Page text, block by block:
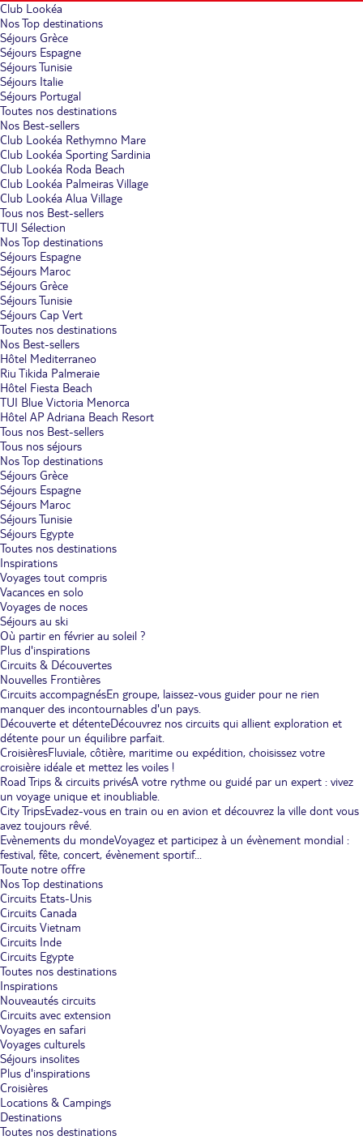
Club Lookéa
Nos Top destinations
Séjours Grèce
Séjours Espagne
Séjours Tunisie
Séjours Italie
Séjours Portugal
Toutes nos destinations
Nos Best-sellers
Club Lookéa Rethymno Mare
Club Lookéa Sporting Sardinia
Club Lookéa Roda Beach
Club Lookéa Palmeiras Village
Club Lookéa Alua Village
Tous nos Best-sellers
TUI Sélection
Nos Top destinations
Séjours Espagne
Séjours Maroc
Séjours Grèce
Séjours Tunisie
Séjours Cap Vert
Toutes nos destinations
Nos Best-sellers
Hôtel Mediterraneo
Riu Tikida Palmeraie
Hôtel Fiesta Beach
TUI Blue Victoria Menorca
Hôtel AP Adriana Beach Resort
Tous nos Best-sellers
Tous nos séjours
Nos Top destinations
Séjours Grèce
Séjours Espagne
Séjours Maroc
Séjours Tunisie
Séjours Egypte
Toutes nos destinations
Inspirations
Voyages tout compris
Vacances en solo
Voyages de noces
Séjours au ski
Où partir en février au soleil ?
Plus d'inspirations
Circuits & Découvertes
Nouvelles Frontières
Circuits accompagnésEn groupe, laissez-vous guider pour ne rien
manquer des incontournables d'un pays.
Découverte et détenteDécouvrez nos circuits qui allient exploration et
détente pour un équilibre parfait.
CroisièresFluviale, côtière, maritime ou expédition, choisissez votre
croisière idéale et mettez les voiles !
Road Trips & circuits privésA votre rythme ou guidé par un expert : vivez
un voyage unique et inoubliable.
City TripsEvadez-vous en train ou en avion et découvrez la ville dont vous
avez toujours rêvé.
Evènements du mondeVoyagez et participez à un évènement mondial :
festival, fête, concert, évènement sportif...
Toute notre offre
Nos Top destinations
Circuits Etats-Unis
Circuits Canada
Circuits Vietnam
Circuits Inde
Circuits Egypte
Toutes nos destinations
Inspirations
Nouveautés circuits
Circuits avec extension
Voyages en safari
Voyages culturels
Séjours insolites
Plus d'inspirations
Croisières
Locations & Campings
Destinations
Toutes nos destinations